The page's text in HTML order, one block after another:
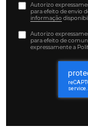
Autorizo
para efeito de envio
informação
Autorizo
para efeito de
expressamente a